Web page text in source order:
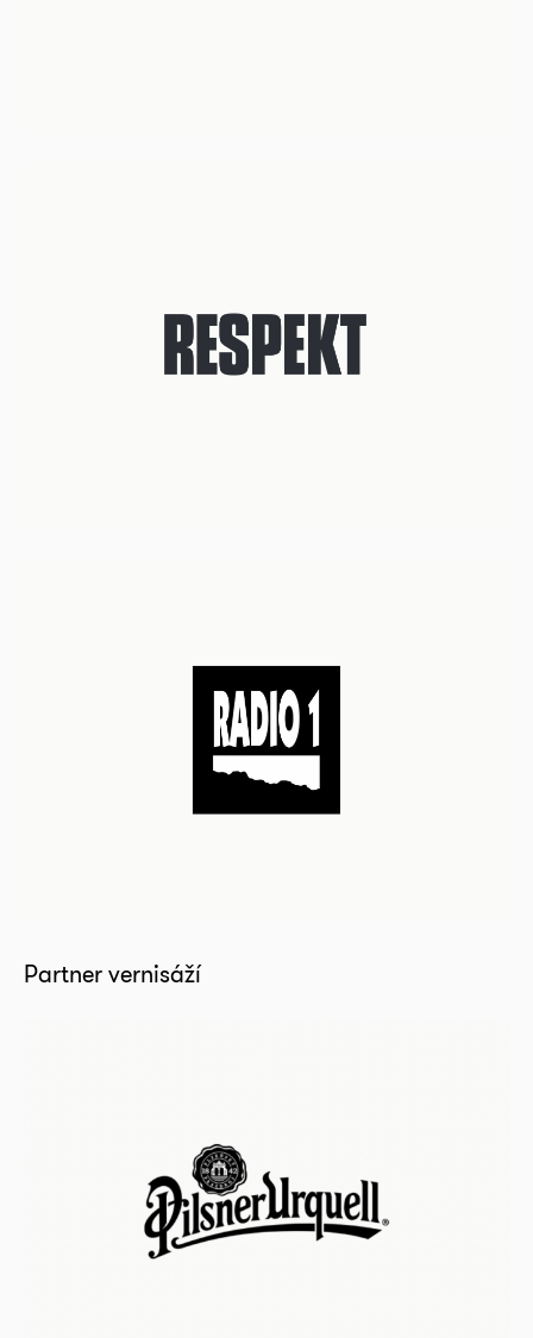
Partner vernisáží